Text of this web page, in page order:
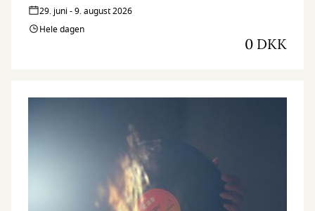
29. juni - 9. august 2026
Hele dagen
0 DKK